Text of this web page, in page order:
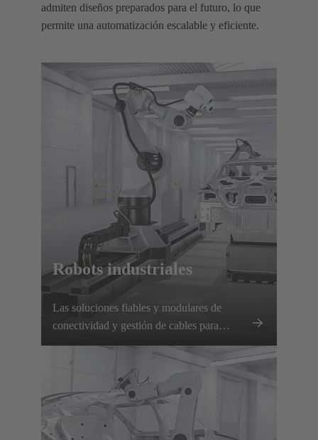
admiten diseños preparados para el futuro, lo que
permite una automatización escalable y eficiente.
Robots industriales
Las soluciones fiables y modulares de
conectividad y gestión de cables para
robótica industrial garantizan una
transmisión segura de energía y datos,
cambios rápidos de herramientas y un
tiempo de inactividad mínimo.